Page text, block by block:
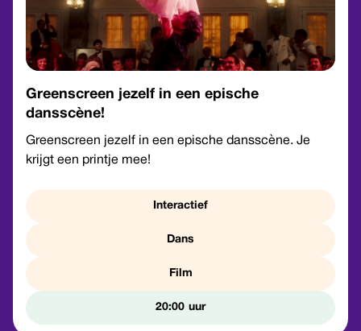
Greenscreen jezelf in een epische
dansscène!
Greenscreen jezelf in een epische dansscène. Je
krijgt een printje mee!
Interactief
Dans
Film
20:00